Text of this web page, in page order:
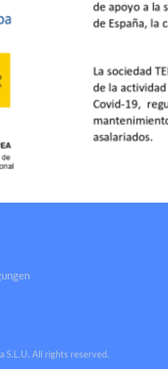
S.L.U. All rights reserved.